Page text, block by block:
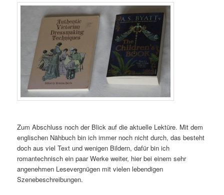
Zum Abschluss noch der Blick auf die aktuelle Lektüre. Mit dem
englischen Nähbuch bin ich immer noch nicht durch, das besteht
doch aus viel Text und wenigen Bildern, dafür bin ich
romantechnisch ein paar Werke weiter, hier bei einem sehr
angenehmen Lesevergnügen mit vielen lebendigen
Szenebeschreibungen.